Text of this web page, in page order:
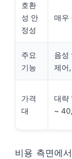
호환
성 안
정성
매우
주요
기능
음성
제어
가격
대
대략
~
비용 측면에